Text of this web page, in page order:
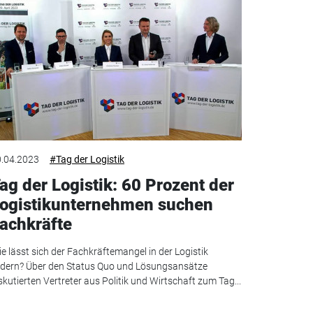
#Tag der Logistik
der Logistik: 60 Prozent der
suchen
lässt sich der Fachkräftemangel in der Logistik
Über den Status Quo und Lösungsansätze
Vertreter aus Politik und Wirtschaft zum Tag...